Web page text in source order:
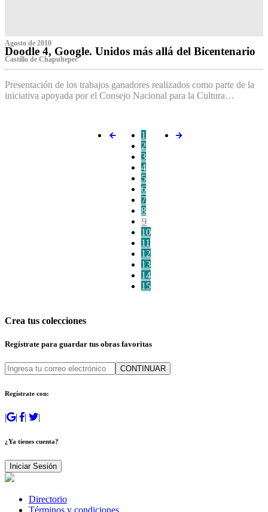
Agosto de 2010
Doodle 4, Google. Unidos más allá del Bicentenario
Castillo de Chapultepec
Presentación de los trabajos ganadores realizados como parte de la
iniciativa apoyada por el Consejo Nacional para la Cultura…
1
2
3
4
5
6
7
8
9
10
11
12
13
14
15
Crea tus colecciones
Regístrate para guardar tus obras favoritas
CONTINUAR
Regístrate con:
| | | |
¿Ya tienes cuenta?
Iniciar Sesión
Directorio
Términos y condiciones